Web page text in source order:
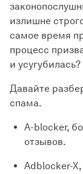
излишне
самое время
процесс
и усугубилась?
Давайте
спама.
A-blocker,
отзывов.
Adblocker-X,